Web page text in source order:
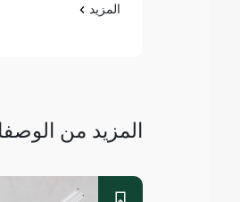
المزيد
المزيد من